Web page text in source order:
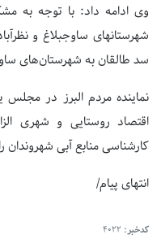
وی ادامه داد: با توجه به
سد طالقان به شهرستان‌های
نماینده مردم البرز در
اقتصاد روستایی و شهری
کارشناسی منابع آبی
انتهای پیام/
کدخبر: 4022